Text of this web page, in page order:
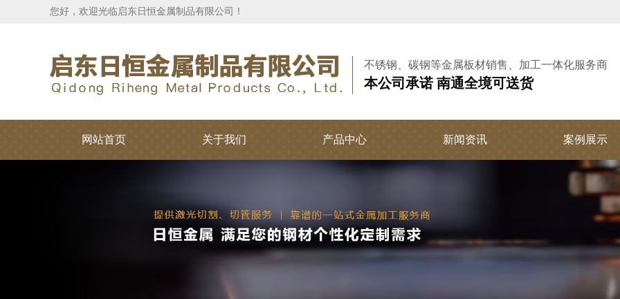
您好，欢迎光临启东日恒金属制品有限公司！
不锈钢、碳钢等金属板材销售、加工一体化服务商
本公司承诺 南通全境可送货
网站首页 关于我们 产品中心 新闻资讯 案例展示